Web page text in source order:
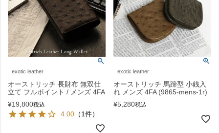
exotic leather
オーストリッチ 長財布 無双仕
立て フルポイント / メンズ 4FA
¥19,800税込
4.00 （1件）
exotic leather
オーストリッチ 馬蹄型 小銭入
れ メンズ 4FA (9865-mens-1r)
¥5,280税込